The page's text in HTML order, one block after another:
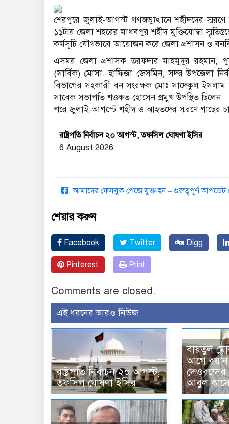
শেরপুরে জুলাই-আগস্ট গণঅভ্যুত্থানে শহীদদের
১১টায় জেলা শহরের মাধবপুর শহীদ মুক্তিযোদ্ধা
কর্মসূচি যৌথভাবে আয়োজন করে জেলা প্রশাসন ও
এসময় জেলা প্রশাসক তরফদার মাহমুদুর রহমান,
(সার্বিক) মোসা. হাফিজা জেসমিন, সদর উপজেলা
বিভাগের সহকারী বন সংরক্ষক মোঃ সাদেকুল ইসলাম
সাবেক সভাপতি শওকত হোসেন প্রমুখ উপস্থিত ছিলেন।
পরে জুলাই-আগস্টে শহীদ ও আহতদের স্মরণে গাছের
রাষ্ট্রপতি নির্বাচন ২০ আগস্ট, তফসিল ঘোষণা ইসির
6 August 2026
আমাদের ফেসবুক পেজে যুক্ত হন – গুরুত্বপূর্ণ
শেয়ার করুন
Facebook Twitter Digg
Pinterest Print
Comments are closed.
এই ধরনের আরও নিউজ
রাষ্ট্রপতি নির্বাচন ২০ আগস্ট,
তফসিল ঘোষণা ইসির
বায়তুল
আগে বয়ান
আবুল